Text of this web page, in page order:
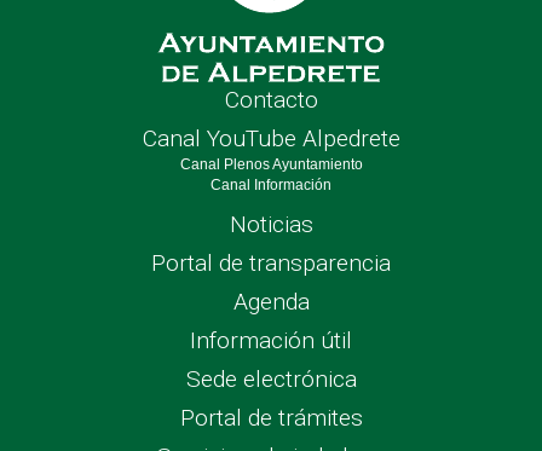
Contacto
Canal YouTube Alpedrete
Canal Plenos Ayuntamiento
Canal Información
Noticias
Portal de transparencia
Agenda
Información útil
Sede electrónica
Portal de trámites